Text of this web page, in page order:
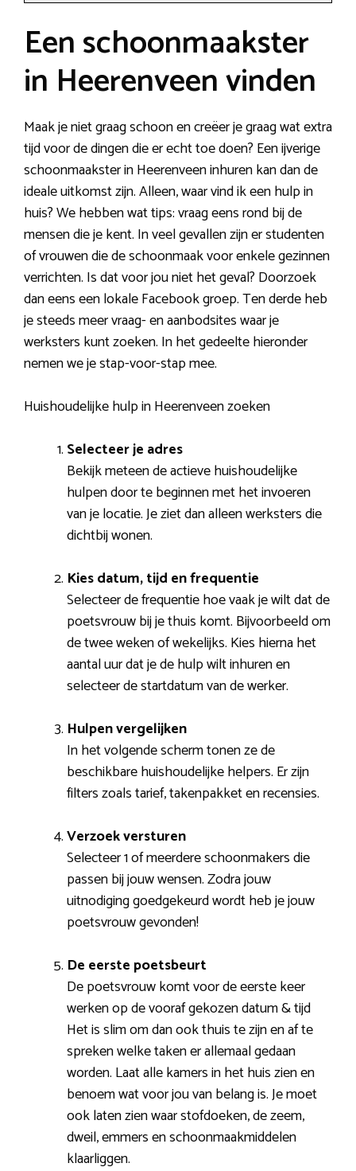
Een schoonmaakster
in Heerenveen vinden
Maak je niet graag schoon en creëer je graag wat extra
tijd voor de dingen die er echt toe doen? Een ijverige
schoonmaakster in Heerenveen inhuren kan dan de
ideale uitkomst zijn. Alleen, waar vind ik een hulp in
huis? We hebben wat tips: vraag eens rond bij de
mensen die je kent. In veel gevallen zijn er studenten
of vrouwen die de schoonmaak voor enkele gezinnen
verrichten. Is dat voor jou niet het geval? Doorzoek
dan eens een lokale Facebook groep. Ten derde heb
je steeds meer vraag- en aanbodsites waar je
werksters kunt zoeken. In het gedeelte hieronder
nemen we je stap-voor-stap mee.
Huishoudelijke hulp in Heerenveen zoeken
Selecteer je adres
Bekijk meteen de actieve huishoudelijke
hulpen door te beginnen met het invoeren
van je locatie. Je ziet dan alleen werksters die
dichtbij wonen.
Kies datum, tijd en frequentie
Selecteer de frequentie hoe vaak je wilt dat de
poetsvrouw bij je thuis komt. Bijvoorbeeld om
de twee weken of wekelijks. Kies hierna het
aantal uur dat je de hulp wilt inhuren en
selecteer de startdatum van de werker.
Hulpen vergelijken
In het volgende scherm tonen ze de
beschikbare huishoudelijke helpers. Er zijn
filters zoals tarief, takenpakket en recensies.
Verzoek versturen
Selecteer 1 of meerdere schoonmakers die
passen bij jouw wensen. Zodra jouw
uitnodiging goedgekeurd wordt heb je jouw
poetsvrouw gevonden!
De eerste poetsbeurt
De poetsvrouw komt voor de eerste keer
werken op de vooraf gekozen datum & tijd
Het is slim om dan ook thuis te zijn en af te
spreken welke taken er allemaal gedaan
worden. Laat alle kamers in het huis zien en
benoem wat voor jou van belang is. Je moet
ook laten zien waar stofdoeken, de zeem,
dweil, emmers en schoonmaakmiddelen
klaarliggen.